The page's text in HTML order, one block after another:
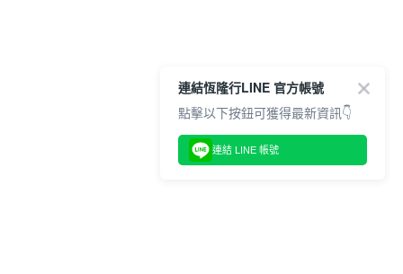
連結恆隆行LINE 官方帳號
點擊以下按鈕可獲得最新資訊👇
連結 LINE 帳號